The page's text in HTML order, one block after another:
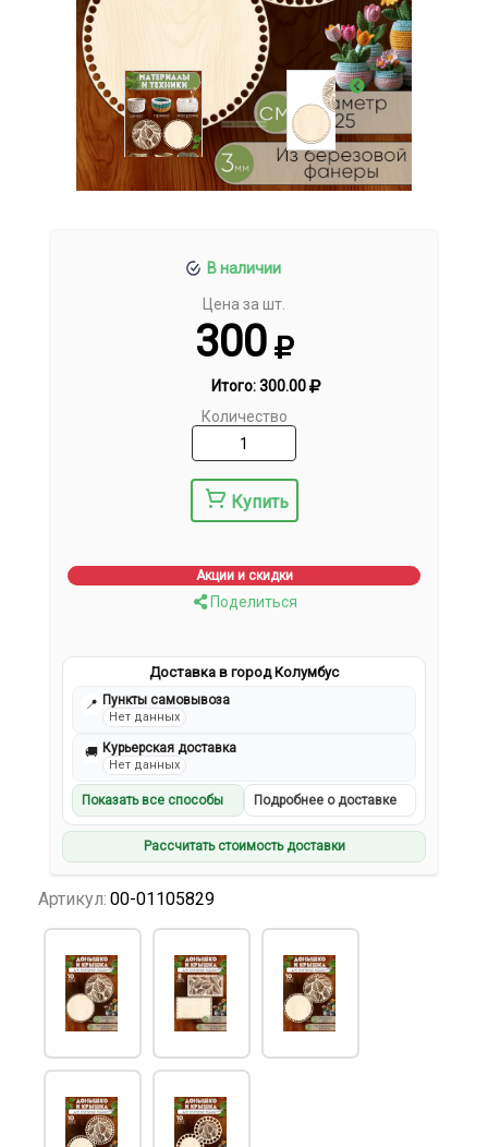
В наличии
Цена за шт.
300
Итого:300.00
Количество
Купить
Акции и скидки
Поделиться
Доставка в город Колумбус
📍 Пункты самовывоза
Нет данных
🚚 Курьерская доставка
Нет данных
Показать все способы Подробнее о доставке
Рассчитать стоимость доставки
Артикул: 00-01105829